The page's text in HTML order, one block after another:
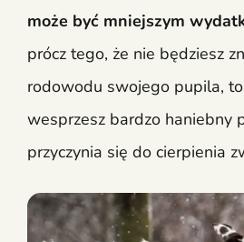
może być mniejszym
prócz tego, że nie będziesz
rodowodu swojego pupila,
wesprzesz bardzo haniebny
przyczynia się do cierpienia